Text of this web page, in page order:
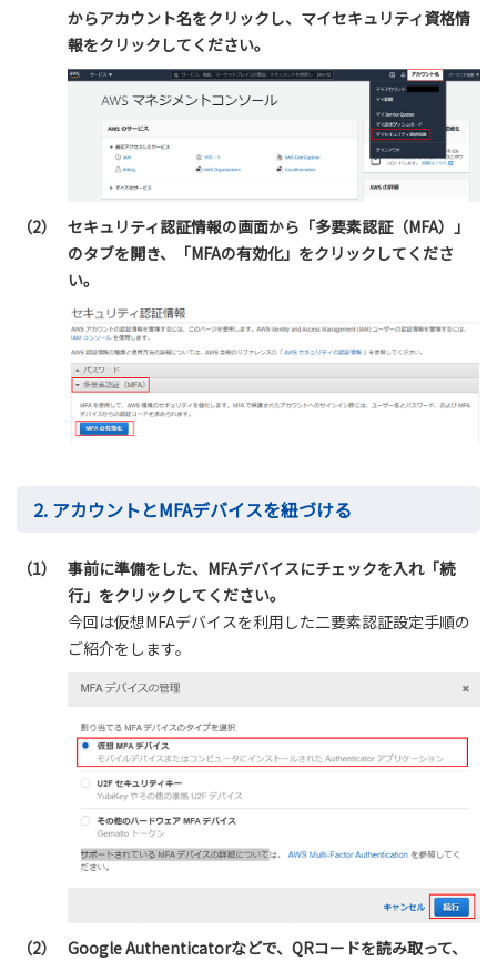
からアカウント名をクリックし、マイセキュリティ資格情
報をクリックしてください。
（2）
セキュリティ認証情報の画面から「多要素認証（MFA）」
のタブを開き、「MFAの有効化」をクリックしてくださ
い。
2. アカウントとMFAデバイスを紐づける
（1）
事前に準備をした、MFAデバイスにチェックを入れ「続
行」をクリックしてください。
今回は仮想MFAデバイスを利用した二要素認証設定手順の
ご紹介をします。
（2）
Google Authenticatorなどで、QRコードを読み取って、